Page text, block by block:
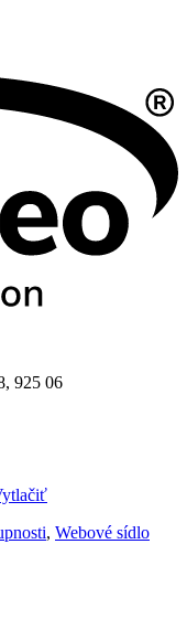
925 06
, Webové sídlo